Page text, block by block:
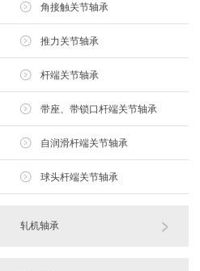
角接触关节轴承
推力关节轴承
杆端关节轴承
带座、带锁口杆端关节轴承
自润滑杆端关节轴承
球头杆端关节轴承
轧机轴承